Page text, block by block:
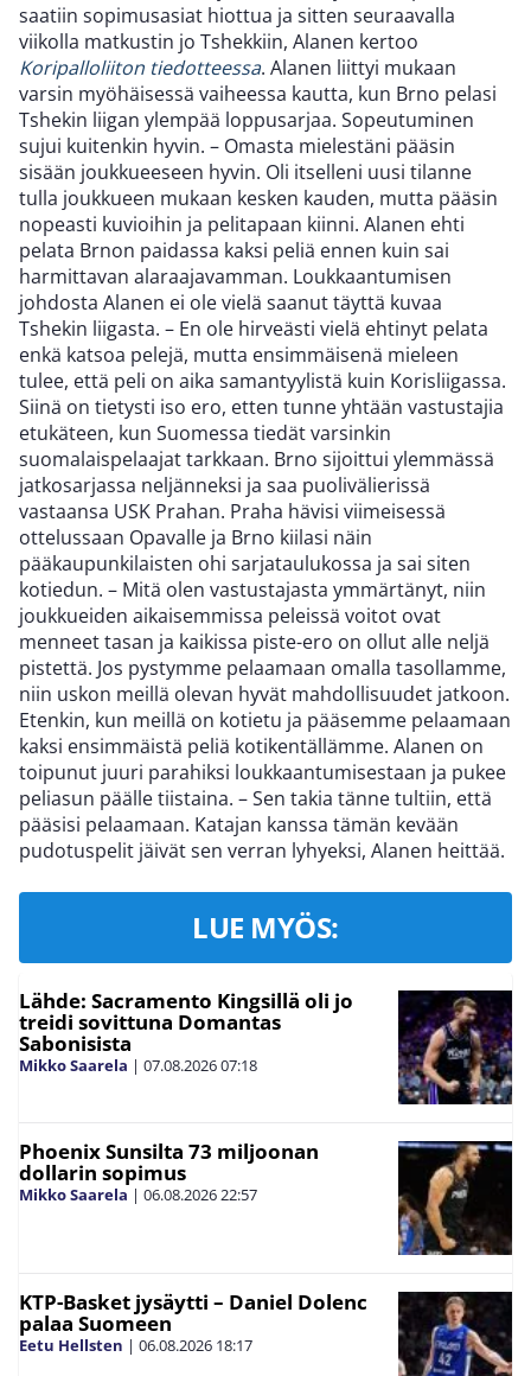
saatiin sopimusasiat hiottua ja sitten seuraavalla
viikolla matkustin jo Tshekkiin, Alanen kertoo
Koripalloliiton tiedotteessa. Alanen liittyi mukaan
varsin myöhäisessä vaiheessa kautta, kun Brno pelasi
Tshekin liigan ylempää loppusarjaa. Sopeutuminen
sujui kuitenkin hyvin. – Omasta mielestäni pääsin
sisään joukkueeseen hyvin. Oli itselleni uusi tilanne
tulla joukkueen mukaan kesken kauden, mutta pääsin
nopeasti kuvioihin ja pelitapaan kiinni. Alanen ehti
pelata Brnon paidassa kaksi peliä ennen kuin sai
harmittavan alaraajavamman. Loukkaantumisen
johdosta Alanen ei ole vielä saanut täyttä kuvaa
Tshekin liigasta. – En ole hirveästi vielä ehtinyt pelata
enkä katsoa pelejä, mutta ensimmäisenä mieleen
tulee, että peli on aika samantyylistä kuin Korisliigassa.
Siinä on tietysti iso ero, etten tunne yhtään vastustajia
etukäteen, kun Suomessa tiedät varsinkin
suomalaispelaajat tarkkaan. Brno sijoittui ylemmässä
jatkosarjassa neljänneksi ja saa puolivälierissä
vastaansa USK Prahan. Praha hävisi viimeisessä
ottelussaan Opavalle ja Brno kiilasi näin
pääkaupunkilaisten ohi sarjataulukossa ja sai siten
kotiedun. – Mitä olen vastustajasta ymmärtänyt, niin
joukkueiden aikaisemmissa peleissä voitot ovat
menneet tasan ja kaikissa piste-ero on ollut alle neljä
pistettä. Jos pystymme pelaamaan omalla tasollamme,
niin uskon meillä olevan hyvät mahdollisuudet jatkoon.
Etenkin, kun meillä on kotietu ja pääsemme pelaamaan
kaksi ensimmäistä peliä kotikentällämme. Alanen on
toipunut juuri parahiksi loukkaantumisestaan ja pukee
peliasun päälle tiistaina. – Sen takia tänne tultiin, että
pääsisi pelaamaan. Katajan kanssa tämän kevään
pudotuspelit jäivät sen verran lyhyeksi, Alanen heittää.
LUE MYÖS:
Lähde: Sacramento Kingsillä oli jo
treidi sovittuna Domantas
Sabonisista
Mikko Saarela | 07.08.202607:18
Phoenix Sunsilta 73 miljoonan
dollarin sopimus
Mikko Saarela | 06.08.202622:57
KTP-Basket jysäytti – Daniel Dolenc
palaa Suomeen
Eetu Hellsten | 06.08.2026 18:17